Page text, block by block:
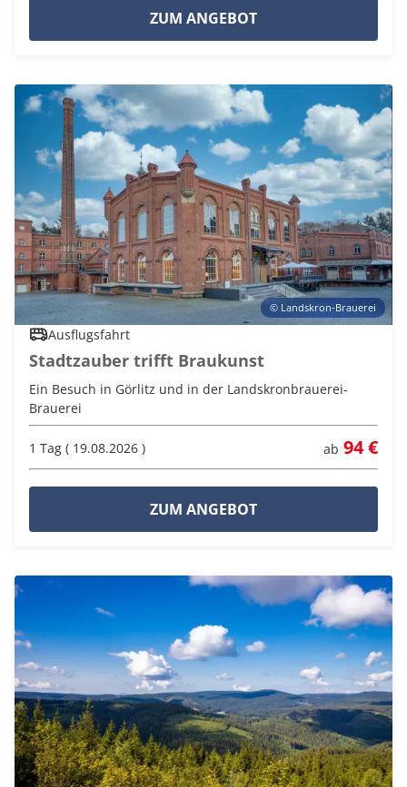
ZUM ANGEBOT
© Landskron-Brauerei
Ausflugsfahrt
Stadtzauber trifft Braukunst
Ein Besuch in Görlitz und in der Landskronbrauerei-
Brauerei
1 Tag ( 19.08.2026 ) ab 94 €
ZUM ANGEBOT